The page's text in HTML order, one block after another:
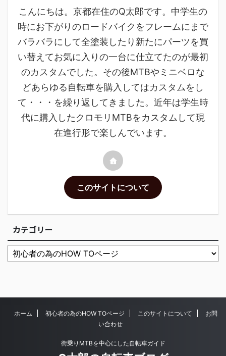
こんにちは。京都在住のQ太郎です。中学生の
時にお下がりのロードバイクをフレームにまで
バラバラにして全塗装したり新たにパーツを買
い替えてお気に入りの一台に仕立てたのが最初
のカスタムでした。その後MTBやミニベロな
どあらゆる自転車を購入してはカスタムをし
て・・・を繰り返してきました。近年は学生時
代に購入したクロモリMTBをカスタムして現
在進行形で楽しんでいます。
このサイトについて
カテゴリー
ホーム 初心者の為のHOW TOページ このサイトについて
お問
い合わせ
街乗りMTBを中心にした自転車ガイド